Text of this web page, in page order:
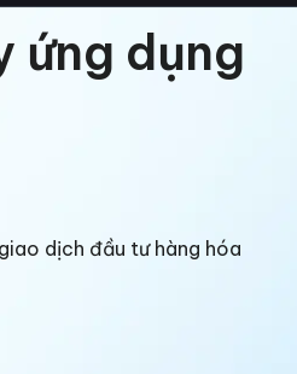
ứng dụng
dịch đầu tư hàng hóa